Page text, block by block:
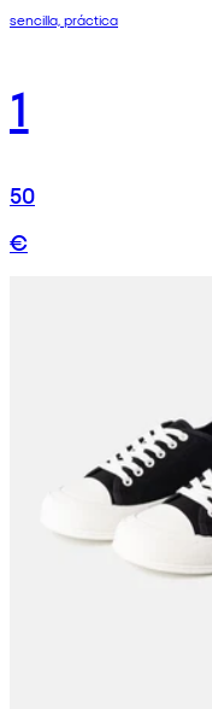
sencilla, práctica
1
50
€